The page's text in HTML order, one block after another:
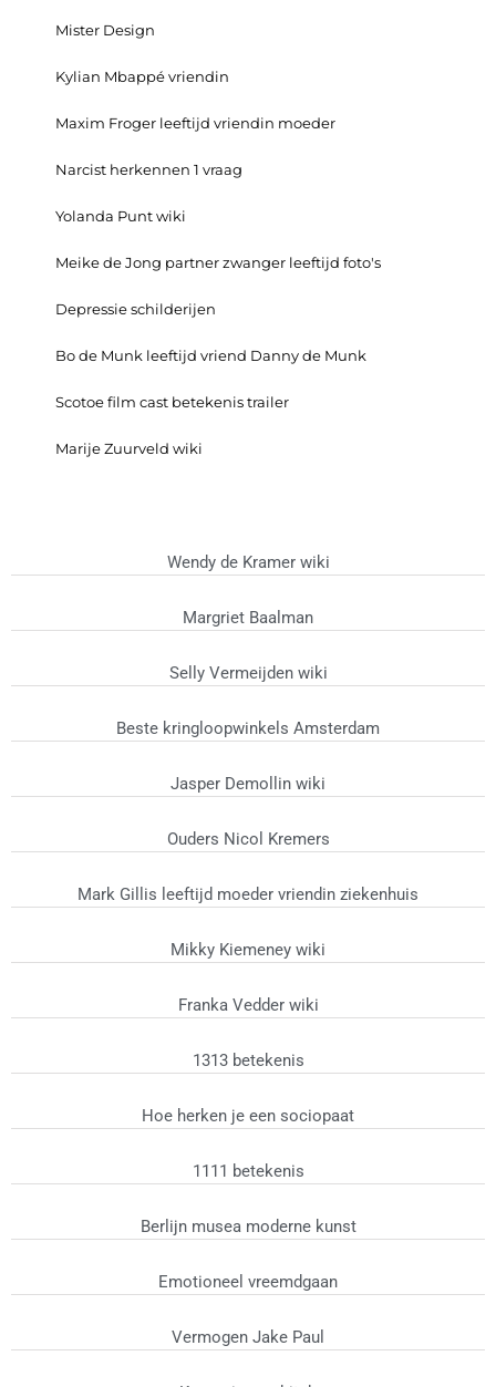
Mister Design
Kylian Mbappé vriendin
Maxim Froger leeftijd vriendin moeder
Narcist herkennen 1 vraag
Yolanda Punt wiki
Meike de Jong partner zwanger leeftijd foto's
Depressie schilderijen
Bo de Munk leeftijd vriend Danny de Munk
Scotoe film cast betekenis trailer
Marije Zuurveld wiki
Wendy de Kramer wiki
Margriet Baalman
Selly Vermeijden wiki
Beste kringloopwinkels Amsterdam
Jasper Demollin wiki
Ouders Nicol Kremers
Mark Gillis leeftijd moeder vriendin ziekenhuis
Mikky Kiemeney wiki
Franka Vedder wiki
1313 betekenis
Hoe herken je een sociopaat
1111 betekenis
Berlijn musea moderne kunst
Emotioneel vreemdgaan
Vermogen Jake Paul